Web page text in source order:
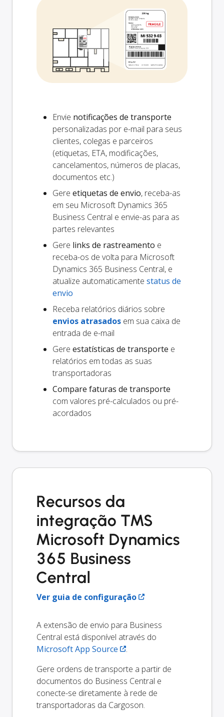
Envie notificações de transporte
personalizadas por e-mail para seus
clientes, colegas e parceiros
(etiquetas, ETA, modificações,
cancelamentos, números de placas,
documentos etc.)
Gere etiquetas de envio, receba-as
em seu Microsoft Dynamics 365
Business Central e envie-as para as
partes relevantes
Gere links de rastreamento e
receba-os de volta para Microsoft
Dynamics 365 Business Central, e
atualize automaticamente status de
envio
Receba relatórios diários sobre
envios atrasados em sua caixa de
entrada de e-mail
Gere estatísticas de transporte e
relatórios em todas as suas
transportadoras
Compare faturas de transporte
com valores pré-calculados ou pré-
acordados
Recursos da
integração TMS
Microsoft Dynamics
365 Business
Central
Ver guia de configuração
A extensão de envio para Business
Central está disponível através do
Microsoft App Source
.
Gere ordens de transporte a partir de
documentos do Business Central e
conecte-se diretamente à rede de
transportadoras da Cargoson.